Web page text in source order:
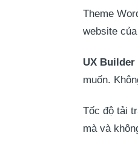
Theme
website
UX Builder
muốn.
Tốc độ tải
mà và